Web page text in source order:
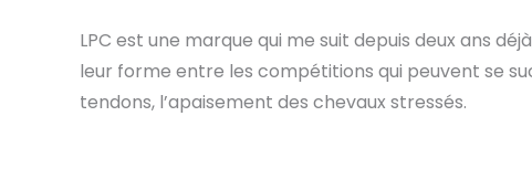
LPC est une marque qui me suit depuis deux ans
leur forme entre les compétitions qui peuvent se
tendons, l’apaisement des chevaux stressés.